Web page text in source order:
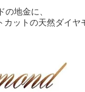
地金に、
カットの天然ダイヤ